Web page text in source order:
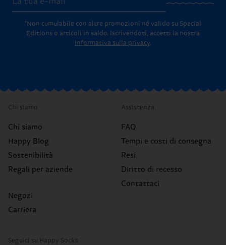
*Non cumulabile con altre promozioni né valido su Special
Editions o articoli in saldo.
Iscrivendoti, accetti la nostra
Informativa sulla privacy.
Chi siamo
Chi siamo
Happy Blog
Sostenibilità
Regali per aziende
Negozi
Carriera
Assistenza
FAQ
Tempi e costi di consegna
Resi
Diritto di recesso
Contattaci
Seguici su Happy Socks